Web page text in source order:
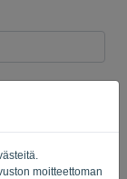
moitteettoman